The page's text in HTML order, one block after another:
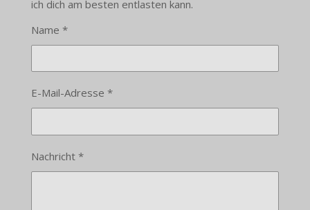
ich dich am besten entlasten kann.
Name *
E-Mail-Adresse *
Nachricht *